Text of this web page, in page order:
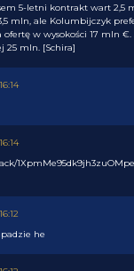
5-letni kontrakt wart 2,5
mln, ale Kolumbijczyk
ofertę w wysokości 17 mln €.
25 mln. [Schira]
he